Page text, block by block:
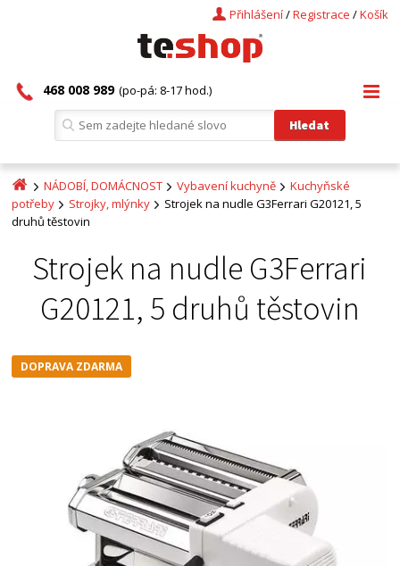
Košík
/
Registrace
/
Přihlášení
468 008 989 (po-pá: 8-17 hod.)
NÁDOBÍ, DOMÁCNOST Vybavení kuchyně
Kuchyňské
potřeby
Strojky, mlýnky
Strojek na nudle G3Ferrari G20121, 5
druhů těstovin
Strojek na nudle G3Ferrari
G20121, 5 druhů těstovin
DOPRAVA ZDARMA